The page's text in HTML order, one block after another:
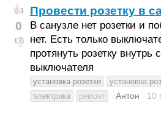
👍
0
👎
Провести розетку в
В санузле нет розетки и
нет. Есть только
протянуть розетку внутрь
выключателя
установка розетки
установка
электрика
ремонт Антон 10